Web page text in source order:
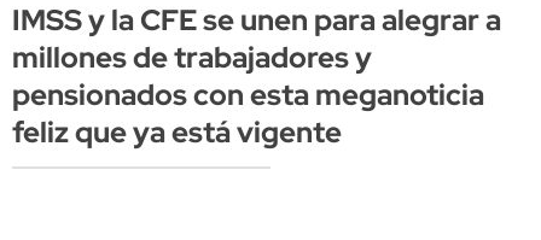
IMSS y la CFE se unen para alegrar a
millones de trabajadores y
pensionados con esta meganoticia
feliz que ya está vigente